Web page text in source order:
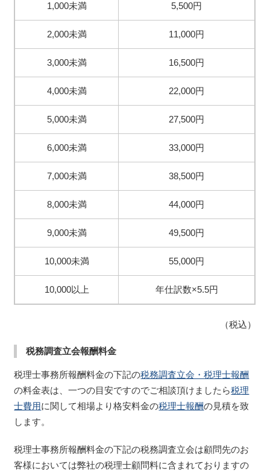
1,000未満 5,500円
2,000未満 11,000円
3,000未満 16,500円
4,000未満 22,000円
5,000未満 27,500円
6,000未満 33,000円
7,000未満 38,500円
8,000未満 44,000円
9,000未満 49,500円
10,000未満 55,000円
10,000以上 年仕訳数×5.5円
（税込）
税務調査立会報酬料金
税理士事務所報酬料金の下記の税務調査立会・税理士報酬
の料金表は、一つの目安ですのでご相談頂けましたら税理
士費用に関して相場より格安料金の税理士報酬の見積を致
します。
税理士事務所報酬料金の下記の税務調査立会は顧問先のお
客様においては弊社の税理士顧問料に含まれておりますの